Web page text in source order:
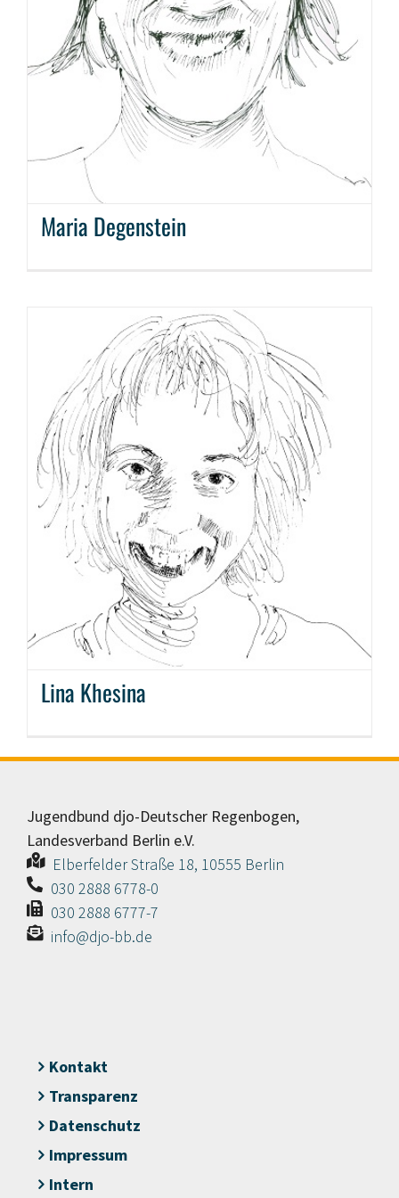
Maria Degenstein
Lina Khesina
Jugendbund djo-Deutscher Regenbogen,
Landesverband Berlin e.V.
Elberfelder Straße 18, 10555 Berlin
030 2888 6778-0
030 2888 6777-7
info@djo-bb.de
Kontakt
Transparenz
Datenschutz
Impressum
Intern